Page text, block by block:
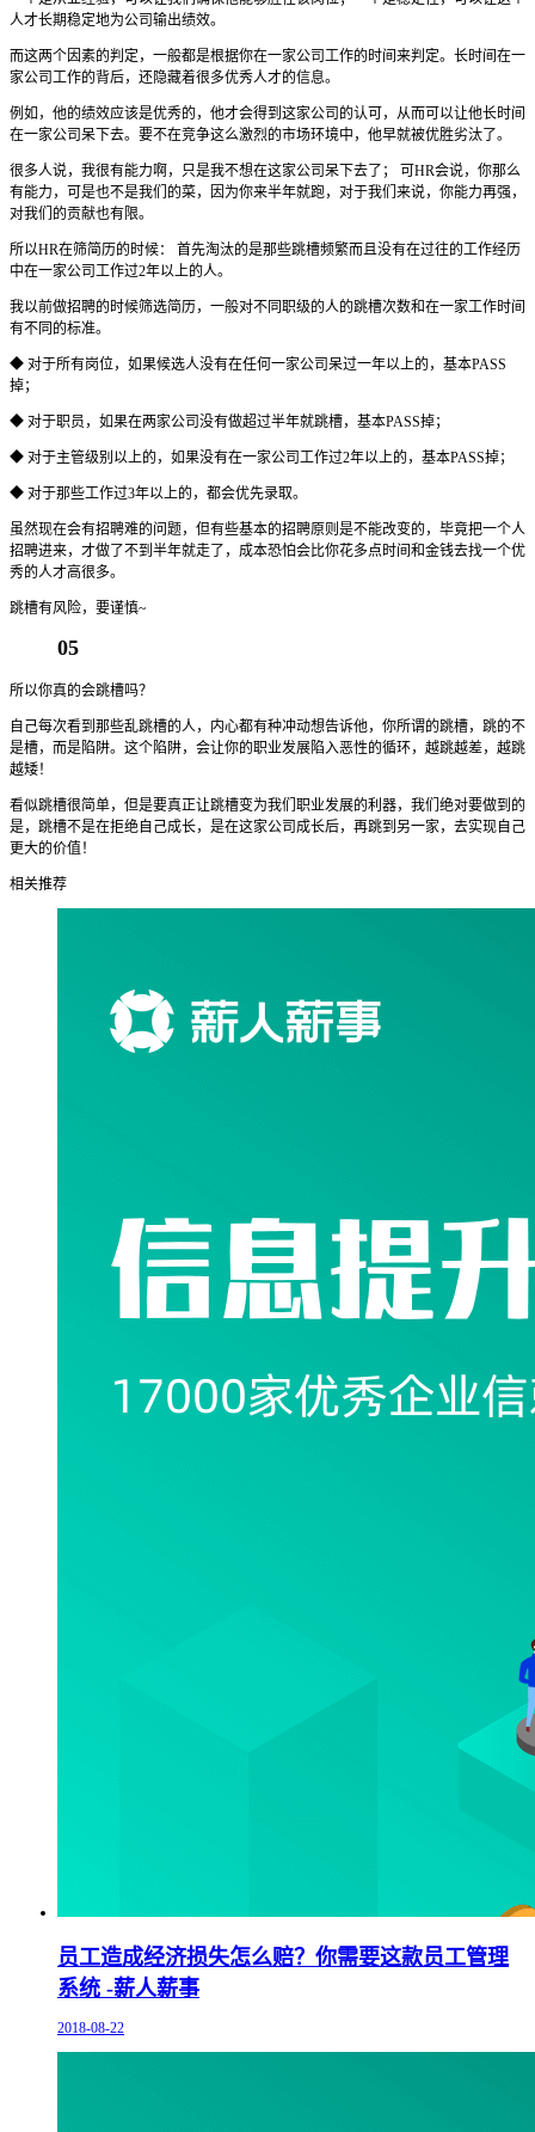
人才长期稳定地为公司输出绩效。
而这两个因素的判定，一般都是根据你在一家公司工作的时间来判定。长时间在一
家公司工作的背后，还隐藏着很多优秀人才的信息。
例如，他的绩效应该是优秀的，他才会得到这家公司的认可，从而可以让他长时间
在一家公司呆下去。要不在竞争这么激烈的市场环境中，他早就被优胜劣汰了。
很多人说，我很有能力啊，只是我不想在这家公司呆下去了； 可HR会说，你那么
有能力，可是也不是我们的菜，因为你来半年就跑，对于我们来说，你能力再强，
对我们的贡献也有限。
所以HR在筛简历的时候： 首先淘汰的是那些跳槽频繁而且没有在过往的工作经历
中在一家公司工作过2年以上的人。
我以前做招聘的时候筛选简历，一般对不同职级的人的跳槽次数和在一家工作时间
有不同的标准。
◆ 对于所有岗位，如果候选人没有在任何一家公司呆过一年以上的，基本PASS
掉；
◆ 对于职员，如果在两家公司没有做超过半年就跳槽，基本PASS掉；
◆ 对于主管级别以上的，如果没有在一家公司工作过2年以上的，基本PASS掉；
◆ 对于那些工作过3年以上的，都会优先录取。
虽然现在会有招聘难的问题，但有些基本的招聘原则是不能改变的，毕竟把一个人
招聘进来，才做了不到半年就走了，成本恐怕会比你花多点时间和金钱去找一个优
秀的人才高很多。
跳槽有风险，要谨慎~
05
所以你真的会跳槽吗？
自己每次看到那些乱跳槽的人，内心都有种冲动想告诉他，你所谓的跳槽，跳的不
是槽，而是陷阱。这个陷阱，会让你的职业发展陷入恶性的循环，越跳越差，越跳
越矮！
看似跳槽很简单，但是要真正让跳槽变为我们职业发展的利器，我们绝对要做到的
是，跳槽不是在拒绝自己成长，是在这家公司成长后，再跳到另一家，去实现自己
更大的价值！
相关推荐
员工造成经济损失怎么赔？你需要这款员工管理
系统 -薪人薪事
2018-08-22